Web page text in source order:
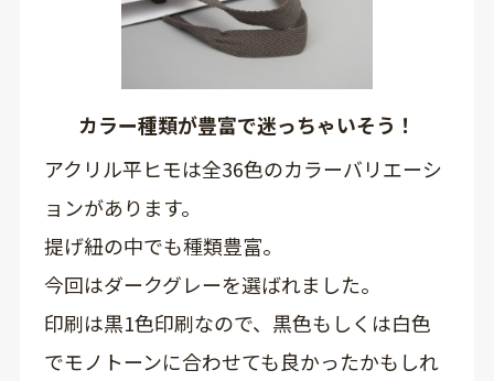
カラー種類が豊富で迷っちゃいそう！
アクリル平ヒモは全36色のカラーバリエーシ
ョンがあります。
提げ紐の中でも種類豊富。
今回はダークグレーを選ばれました。
印刷は黒1色印刷なので、黒色もしくは白色
でモノトーンに合わせても良かったかもしれ